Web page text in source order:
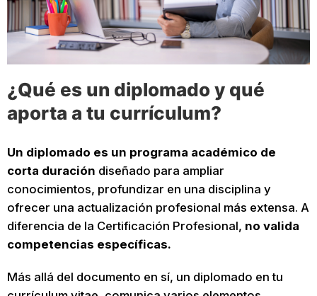
¿Qué es un diplomado y qué
aporta a tu currículum?
Un diplomado es un programa académico de
corta duración diseñado para ampliar
conocimientos, profundizar en una disciplina y
ofrecer una actualización profesional más extensa. A
diferencia de la Certificación Profesional, no valida
competencias específicas.
Más allá del documento en sí, un diplomado en tu